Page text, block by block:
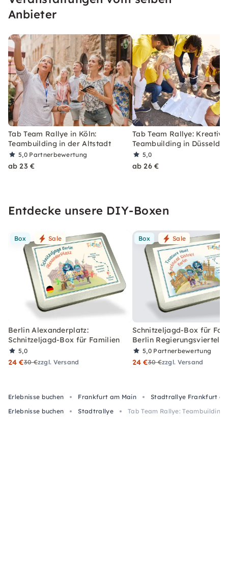
Anbieter
Tab Team Rallye in Köln:
Teambuilding in der Altstadt
5,0 Partnerbewertung
ab 23 €
Tab Team Rallye:
Teambuilding in
5,0
ab 26 €
Entdecke unsere DIY-Boxen
Box Sale
Berlin Alexanderplatz:
Schnitzeljagd-Box für Familien
5,0
24 €30 €zzgl. Versand
Box Sale
Schnitzeljagd-Box für
Berlin Regierungsviertel
5,0 Partnerbewertung
24 €30 €zzgl. Versand
Erlebnisse buchen Frankfurt am Main
Stadtrallye Frankfurt
Erlebnisse buchen
Stadtrallye Tab Team Rallye: